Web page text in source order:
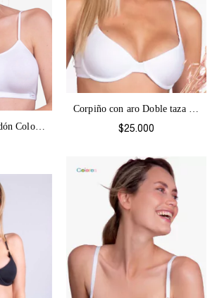
Top básico de Algodón Colores-1061
Corpiño con aro Doble taza Colores-1184
$25.000